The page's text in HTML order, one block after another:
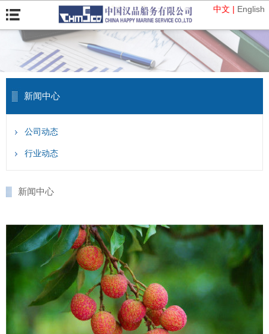
中文 | English
新闻中心
公司动态
行业动态
新闻中心